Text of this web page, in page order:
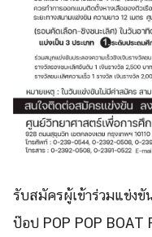
รับสมัครผู้เข้าร่วมแข่งขั
ป๊อป POP POP